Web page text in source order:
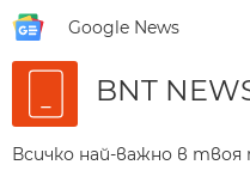
Google News
BNT
Всичко най-важно в